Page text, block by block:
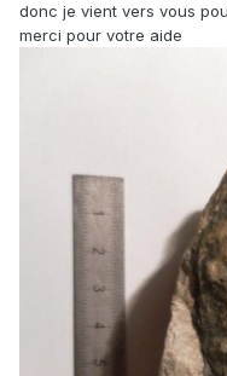
donc je vient vers vous
merci pour votre aide